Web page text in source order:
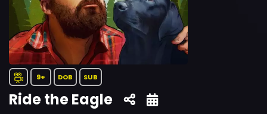
9+ DOB SUB
Ride the Eagle